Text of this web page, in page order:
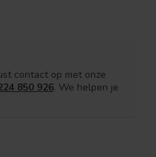
contact op met onze
850 926. We helpen je